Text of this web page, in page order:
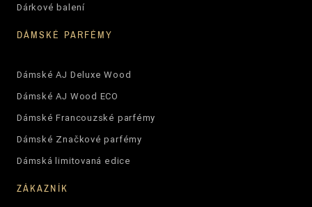
Dárkové balení
DÁMSKÉ PARFÉMY
Dámské AJ Deluxe Wood
Dámské AJ Wood ECO
Dámské Francouzské parfémy
Dámské Značkové parfémy
Dámská limitovaná edice
ZÁKAZNÍK